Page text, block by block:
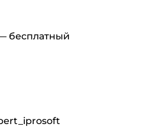
бесплатный